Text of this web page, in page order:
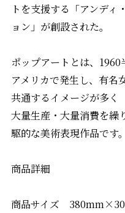
トを支援する「アンディ
ョン」が創設された。
ポップアートとは、
アメリカで発生し、有名
共通するイメージが多く
大量生産・大量消費を繰
駆的な美術表現作品です。
商品詳細
商品サイズ